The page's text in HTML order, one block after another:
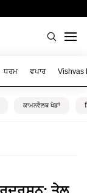
ਧਰਮ ਵਪਾਰ Vishvas
ਕਾਮਨਵੈਲਥ ਖੇਡਾਂ